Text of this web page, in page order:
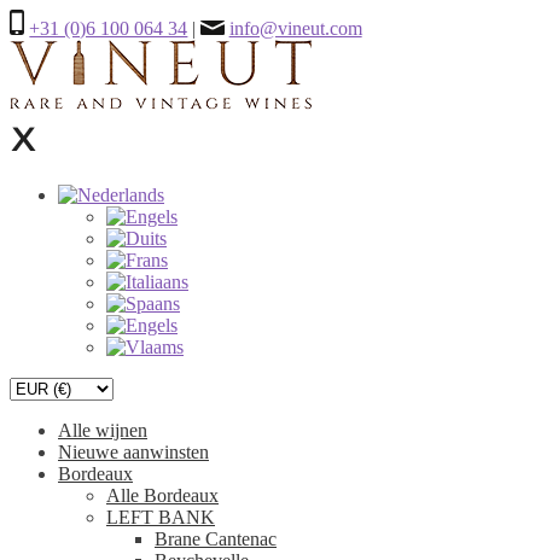
+31 (0)6 100 064 34 | info@vineut.com
Alle wijnen
Nieuwe aanwinsten
Bordeaux
Alle Bordeaux
LEFT BANK
Brane Cantenac